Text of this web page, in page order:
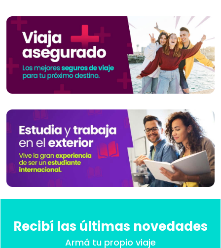
Recibí las últimas novedades
Armá tu propio viaje